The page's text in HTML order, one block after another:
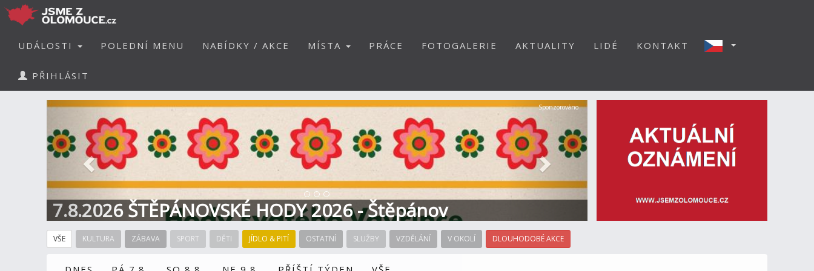
UDÁLOSTI POLEDNÍ MENU NABÍDKY / AKCE MÍSTA PRÁCE FOTOGALERIE AKTUALITY LIDÉ KONTAKT
PŘIHLÁSIT
7.8.2026 ŠTĚPÁNOVSKÉ HODY 2026 - Štěpánov
Předchozí Další
Sponzorováno
VŠE KULTURA ZÁBAVA SPORT DĚTI JÍDLO & PITÍ OSTATNÍ SLUŽBY VZDĚLÁNÍ V OKOLÍ DLOUHODOBÉ AKCE